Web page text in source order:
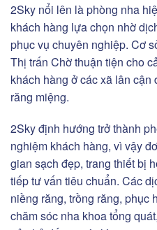
2Sky nổi lên là phòng nha
khách hàng lựa chọn nhờ
phục vụ chuyên nghiệp. Cơ
Thị trấn Chờ thuận tiện cho
khách hàng ở các xã lân
răng miệng.
2Sky định hướng trở thành
nghiệm khách hàng, vì vậy
gian sạch đẹp, trang thiết bị
tiếp tư vấn tiêu chuẩn. Các
niềng răng, trồng răng, phục
chăm sóc nha khoa tổng